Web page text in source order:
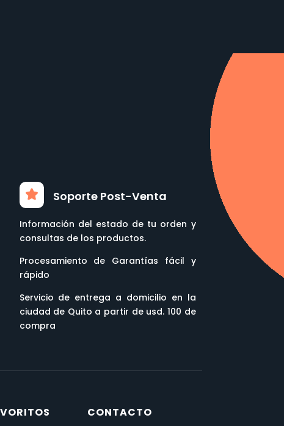
Soporte Post-Venta
Información del estado de tu orden y
consultas de los productos.
Procesamiento de Garantías fácil y
rápido
Servicio de entrega a domicilio en la
ciudad de Quito a partir de usd. 100 de
compra
CONTACTO